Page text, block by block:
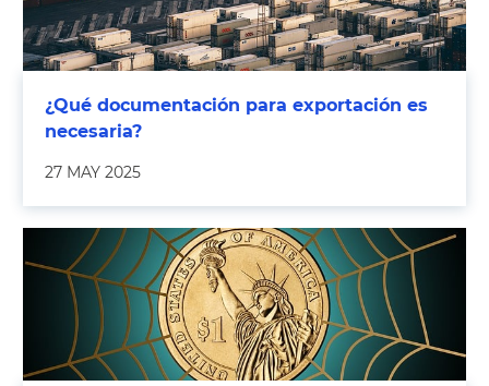
¿Qué documentación para exportación es
necesaria?
27 MAY 2025